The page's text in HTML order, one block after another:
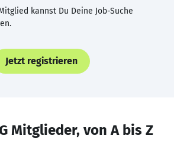
kannst Du Deine Job-Suche
Jetzt registrieren
Mitglieder, von A bis Z